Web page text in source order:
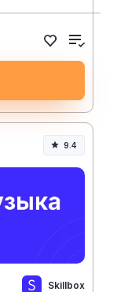
9.4
Skillbox